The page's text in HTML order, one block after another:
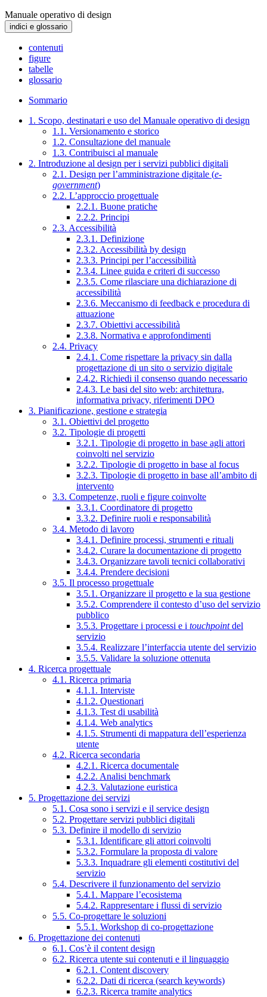
Manuale operativo di design
indici e glossario
contenuti
figure
tabelle
glossario
Sommario
1. Scopo, destinatari e uso del Manuale operativo di design
1.1. Versionamento e storico
1.2. Consultazione del manuale
1.3. Contribuisci al manuale
2. Introduzione al design per i servizi pubblici digitali
2.1. Design per l’amministrazione digitale (e-
government)
2.2. L’approccio progettuale
2.2.1. Buone pratiche
2.2.2. Principi
2.3. Accessibilità
2.3.1. Definizione
2.3.2. Accessibilità by design
2.3.3. Principi per l’accessibilità
2.3.4. Linee guida e criteri di successo
2.3.5. Come rilasciare una dichiarazione di
accessibilità
2.3.6. Meccanismo di feedback e procedura di
attuazione
2.3.7. Obiettivi accessibilità
2.3.8. Normativa e approfondimenti
2.4. Privacy
2.4.1. Come rispettare la privacy sin dalla
progettazione di un sito o servizio digitale
2.4.2. Richiedi il consenso quando necessario
2.4.3. Le basi del sito web: architettura,
informativa privacy, riferimenti DPO
3. Pianificazione, gestione e strategia
3.1. Obiettivi del progetto
3.2. Tipologie di progetti
3.2.1. Tipologie di progetto in base agli attori
coinvolti nel servizio
3.2.2. Tipologie di progetto in base al focus
3.2.3. Tipologie di progetto in base all’ambito di
intervento
3.3. Competenze, ruoli e figure coinvolte
3.3.1. Coordinatore di progetto
3.3.2. Definire ruoli e responsabilità
3.4. Metodo di lavoro
3.4.1. Definire processi, strumenti e rituali
3.4.2. Curare la documentazione di progetto
3.4.3. Organizzare tavoli tecnici collaborativi
3.4.4. Prendere decisioni
3.5. Il processo progettuale
3.5.1. Organizzare il progetto e la sua gestione
3.5.2. Comprendere il contesto d’uso del servizio
pubblico
3.5.3. Progettare i processi e i touchpointdel
servizio
3.5.4. Realizzare l’interfaccia utente del servizio
3.5.5. Validare la soluzione ottenuta
4. Ricerca progettuale
4.1. Ricerca primaria
4.1.1. Interviste
4.1.2. Questionari
4.1.3. Test di usabilità
4.1.4. Web analytics
4.1.5. Strumenti di mappatura dell’esperienza
utente
4.2. Ricerca secondaria
4.2.1. Ricerca documentale
4.2.2. Analisi benchmark
4.2.3. Valutazione euristica
5. Progettazione dei servizi
5.1. Cosa sono i servizi e il service design
5.2. Progettare servizi pubblici digitali
5.3. Definire il modello di servizio
5.3.1. Identificare gli attori coinvolti
5.3.2. Formulare la proposta di valore
5.3.3. Inquadrare gli elementi costitutivi del
servizio
5.4. Descrivere il funzionamento del servizio
5.4.1. Mappare l’ecosistema
5.4.2. Rappresentare i flussi di servizio
5.5. Co-progettare le soluzioni
5.5.1. Workshop di co-progettazione
6. Progettazione dei contenuti
6.1. Cos’è il content design
6.2. Ricerca utente sui contenuti e il linguaggio
6.2.1. Content discovery
6.2.2. Dati di ricerca (search keywords)
6.2.3. Ricerca tramite analytics